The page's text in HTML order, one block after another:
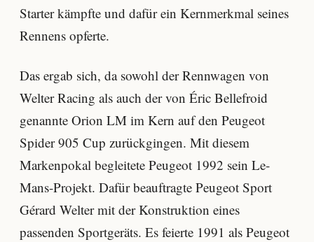
Starter kämpfte und dafür ein Kernmerkmal seines
Rennens opferte.
Das ergab sich, da sowohl der Rennwagen von
Welter Racing als auch der von Éric Bellefroid
genannte Orion LM im Kern auf den Peugeot
Spider 905 Cup zurückgingen. Mit diesem
Markenpokal begleitete Peugeot 1992 sein Le-
Mans-Projekt. Dafür beauftragte Peugeot Sport
Gérard Welter mit der Konstruktion eines
passenden Sportgeräts. Es feierte 1991 als Peugeot